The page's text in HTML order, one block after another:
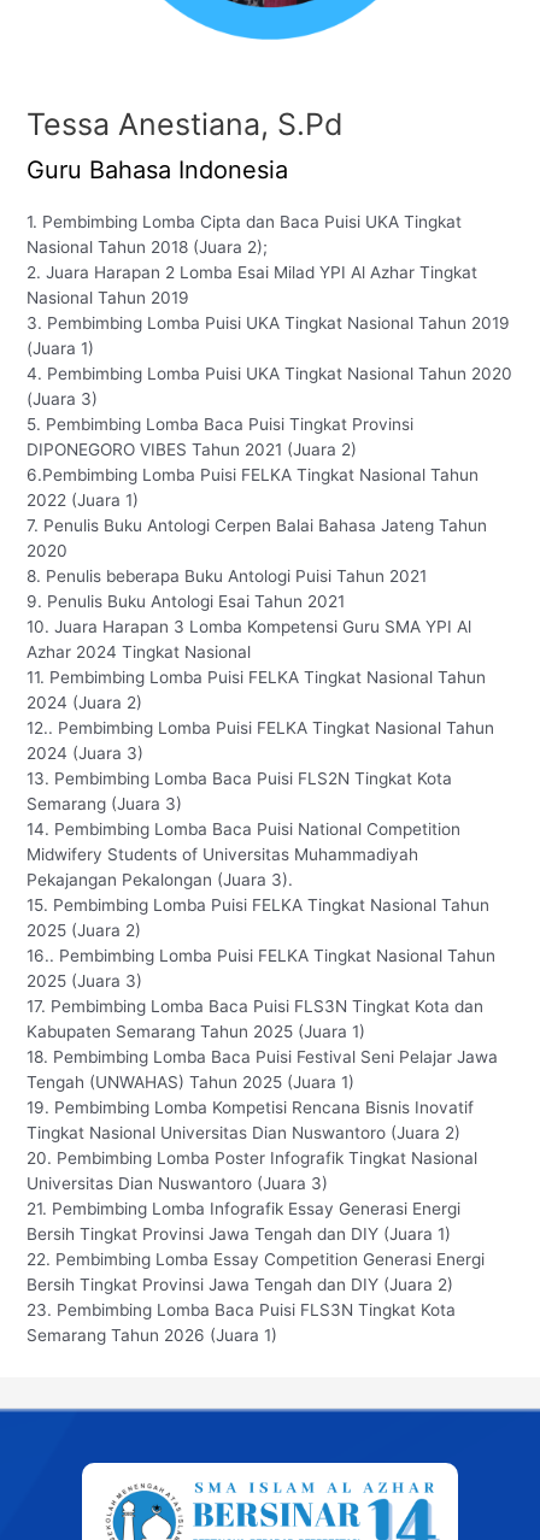
Tessa Anestiana, S.Pd
Guru Bahasa Indonesia
1. Pembimbing Lomba Cipta dan Baca Puisi UKA Tingkat
Nasional Tahun 2018 (Juara 2);
2. Juara Harapan 2 Lomba Esai Milad YPI Al Azhar Tingkat
Nasional Tahun 2019
3. Pembimbing Lomba Puisi UKA Tingkat Nasional Tahun 2019
(Juara 1)
4. Pembimbing Lomba Puisi UKA Tingkat Nasional Tahun 2020
(Juara 3)
5. Pembimbing Lomba Baca Puisi Tingkat Provinsi
DIPONEGORO VIBES Tahun 2021 (Juara 2)
6.Pembimbing Lomba Puisi FELKA Tingkat Nasional Tahun
2022 (Juara 1)
7. Penulis Buku Antologi Cerpen Balai Bahasa Jateng Tahun
2020
8. Penulis beberapa Buku Antologi Puisi Tahun 2021
9. Penulis Buku Antologi Esai Tahun 2021
10. Juara Harapan 3 Lomba Kompetensi Guru SMA YPI Al
Azhar 2024 Tingkat Nasional
11. Pembimbing Lomba Puisi FELKA Tingkat Nasional Tahun
2024 (Juara 2)
12.. Pembimbing Lomba Puisi FELKA Tingkat Nasional Tahun
2024 (Juara 3)
13. Pembimbing Lomba Baca Puisi FLS2N Tingkat Kota
Semarang (Juara 3)
14. Pembimbing Lomba Baca Puisi National Competition
Midwifery Students of Universitas Muhammadiyah
Pekajangan Pekalongan (Juara 3).
15. Pembimbing Lomba Puisi FELKA Tingkat Nasional Tahun
2025 (Juara 2)
16.. Pembimbing Lomba Puisi FELKA Tingkat Nasional Tahun
2025 (Juara 3)
17. Pembimbing Lomba Baca Puisi FLS3N Tingkat Kota dan
Kabupaten Semarang Tahun 2025 (Juara 1)
18. Pembimbing Lomba Baca Puisi Festival Seni Pelajar Jawa
Tengah (UNWAHAS) Tahun 2025 (Juara 1)
19. Pembimbing Lomba Kompetisi Rencana Bisnis Inovatif
Tingkat Nasional Universitas Dian Nuswantoro (Juara 2)
20. Pembimbing Lomba Poster Infografik Tingkat Nasional
Universitas Dian Nuswantoro (Juara 3)
21. Pembimbing Lomba Infografik Essay Generasi Energi
Bersih Tingkat Provinsi Jawa Tengah dan DIY (Juara 1)
22. Pembimbing Lomba Essay Competition Generasi Energi
Bersih Tingkat Provinsi Jawa Tengah dan DIY (Juara 2)
23. Pembimbing Lomba Baca Puisi FLS3N Tingkat Kota
Semarang Tahun 2026 (Juara 1)